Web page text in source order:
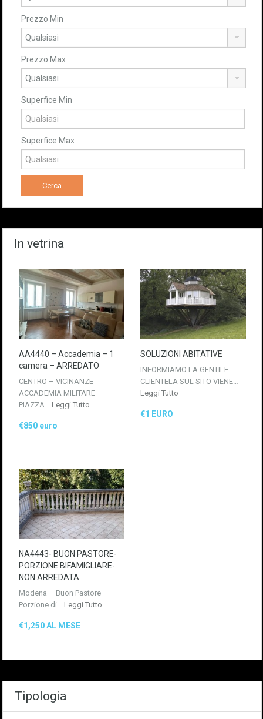
Prezzo Min
Prezzo Max
Superfice Min
Superfice Max
In vetrina
AA4440 – Accademia – 1
camera – ARREDATO
CENTRO – VICINANZE
ACCADEMIA MILITARE –
PIAZZA… Leggi Tutto
€850 euro
SOLUZIONI ABITATIVE
INFORMIAMO LA GENTILE
CLIENTELA SUL SITO VIENE…
Leggi Tutto
€1 EURO
NA4443- BUON PASTORE-
PORZIONE BIFAMIGLIARE-
NON ARREDATA
Modena – Buon Pastore –
Porzione di… Leggi Tutto
€1,250 AL MESE
Tipologia